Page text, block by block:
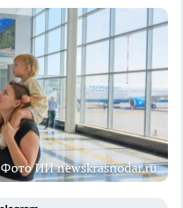
Фото ИИ newskrasnodar.ru